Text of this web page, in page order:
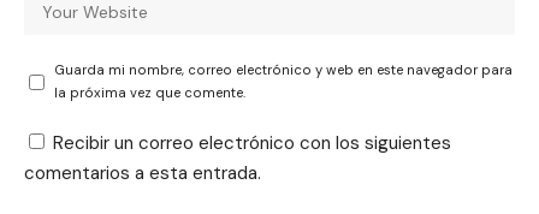
Guarda mi nombre, correo electrónico y web en este navegador para
la próxima vez que comente.
Recibir un correo electrónico con los siguientes
comentarios a esta entrada.